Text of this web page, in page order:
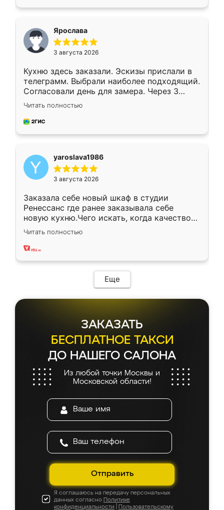
Ярослава
3 августа 2026
Кухню здесь заказали. Эскизы прислали в
телеграмм. Выбрали наиболее подходящий.
Согласовали день для замера. Через 3
недели кухня была уже готова. Остались
довольны работой. Спасибо Ренессанс
мебель за качественную работу!
Читать полностью
yaroslava1986
3 августа 2026
Заказала себе новый шкаф в студии
Ренессанс где ранее заказывала себе
новую кухню.Чего искать, когда качеством
вполне довольна. Служит кухня уже почти
два года, нареканий нет.
Читать полностью
Еще
ЗАКАЗАТЬ
БЕСПЛАТНОЕ ТАКСИ
ДО НАШЕГО САЛОНА
Из любой точки Москвы и
Московской области!
Отправить
Я соглашаюсь на передачу персональных
данных согласно Политике
конфиденциальности
Пользовательскому